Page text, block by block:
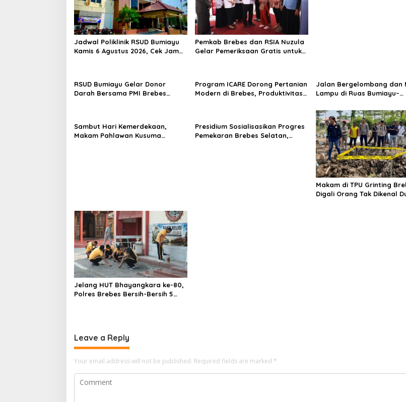
Jadwal Poliklinik RSUD Bumiayu
Kamis 6 Agustus 2026, Cek Jam
Pemkab Brebes dan RSIA Nuzula
Gelar Pemeriksaan Gratis untuk
RSUD Bumiayu Gelar Donor
Darah Bersama PMI Brebes
Program ICARE Dorong Pertanian
Modern di Brebes, Produktivitas
Jalan Bergelombang dan
Lampu di Ruas Bumiayu–
Innova Hantam Pohon di
Bantarkawung
Sambut Hari Kemerdekaan,
Makam Pahlawan Kusuma
Presidium Sosialisasikan Progres
Pemekaran Brebes Selatan,
Makam di TPU Grinting
Digali Orang Tak Dikenal
Jelang HUT Bhayangkara ke-80,
Polres Brebes Bersih-Bersih 5
Leave a Reply
Your email address will not be published. Required fields are marked *